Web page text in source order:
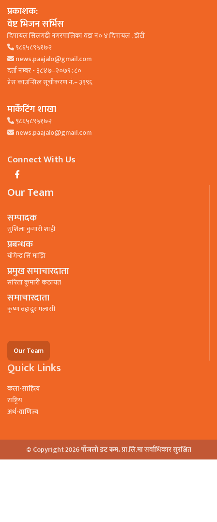
प्रकाशक:
वेष्ट भिजन सर्भिस
दिपायल सिलगढी नगरपालिका वडा न० ४ दिपायल , डाेटी
९८६५८९५१७२
news.paajalo@gmail.com
दर्ता नम्बर - ३८४७–२०७९÷८०
प्रेस काउन्सिल सूचीकरण नं.– ३९९६
मार्केटिंग शाखा
९८६५८९५१७२
news.paajalo@gmail.com
Connect With Us
Our Team
सम्पादक
सुशिला कुमारी शाही
प्रबन्धक
याेगेन्द्र सिं माझि
प्रमुख समाचारदाता
सरिता कुमारी कठायत
समाचारदाता
कृष्ण बहादुर मलासी
Our Team
Quick Links
कला-साहित्य
राष्ट्रिय
अर्थ-वाणिज्य
© Copyright 2026पाँजलो डट कम.प्रा.लि.मा सर्वाधिकार सुरक्षित